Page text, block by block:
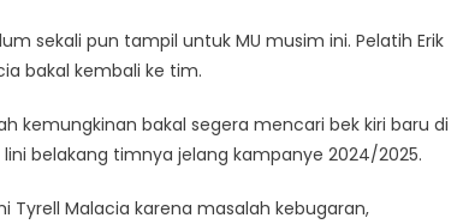
sekali pun tampil untuk MU musim ini. Pelatih Erik
bakal kembali ke tim.
kemungkinan bakal segera mencari bek kiri baru di
belakang timnya jelang kampanye 2024/2025.
Tyrell Malacia karena masalah kebugaran,